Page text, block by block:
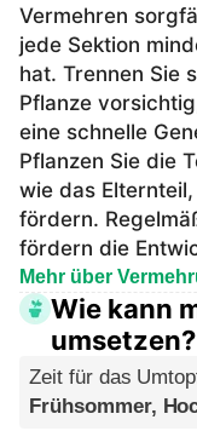
Vermehren
jede Sektion
hat. Trennen Sie
Pflanze
eine schnelle
Pflanzen Sie die
wie das
fördern.
fördern die
Mehr über
Wie kann
umsetzen?
Zeit für das
Frühsommer,